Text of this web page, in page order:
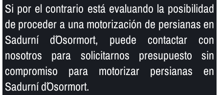
Si por el contrario está evaluando la posibilidad
de proceder a una motorización de persianas en
Sadurní d´Osormort, puede contactar con
nosotros para solicitarnos presupuesto sin
compromiso para motorizar persianas en
Sadurní d´Osormort.